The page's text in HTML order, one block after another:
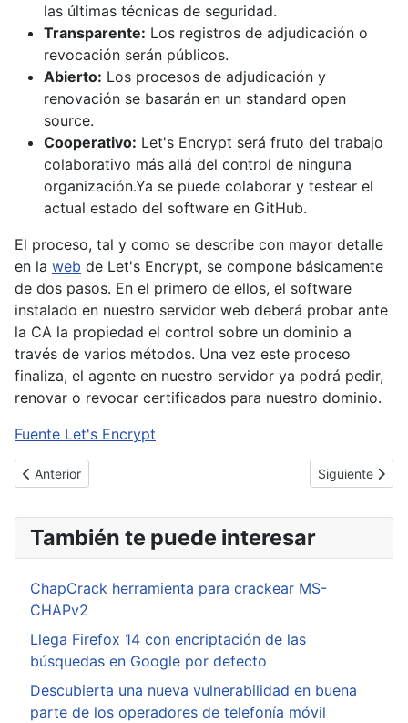
las últimas técnicas de seguridad.
Transparente: Los registros de adjudicación o
revocación serán públicos.
Abierto: Los procesos de adjudicación y
renovación se basarán en un standard open
source.
Cooperativo: Let's Encrypt será fruto del trabajo
colaborativo más allá del control de ninguna
organización.Ya se puede colaborar y testear el
actual estado del software en GitHub.
El proceso, tal y como se describe con mayor detalle
en la web de Let's Encrypt, se compone básicamente
de dos pasos. En el primero de ellos, el software
instalado en nuestro servidor web deberá probar ante
la CA la propiedad el control sobre un dominio a
través de varios métodos. Una vez este proceso
finaliza, el agente en nuestro servidor ya podrá pedir,
renovar o revocar certificados para nuestro dominio.
Fuente Let's Encrypt
Artículo anterior: [Cybertruco]Resetear contraseña de
Anterior Artículo
Siguiente
También te puede interesar
ChapCrack herramienta para crackear MS-
CHAPv2
Llega Firefox 14 con encriptación de las
búsquedas en Google por defecto
Descubierta una nueva vulnerabilidad en buena
parte de los operadores de telefonía móvil